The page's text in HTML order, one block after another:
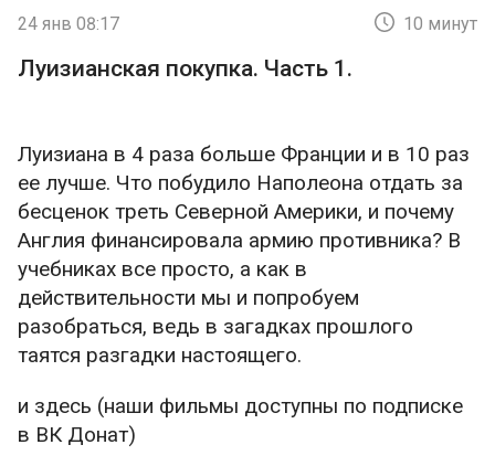
24 янв 08:17 10 минут
Луизианская покупка. Часть 1.
Луизиана в 4 раза больше Франции и в 10 раз
ее лучше. Что побудило Наполеона отдать за
бесценок треть Северной Америки, и почему
Англия финансировала армию противника? В
учебниках все просто, а как в
действительности мы и попробуем
разобраться, ведь в загадках прошлого
таятся разгадки настоящего.
и здесь (наши фильмы доступны по подписке
в ВК Донат)